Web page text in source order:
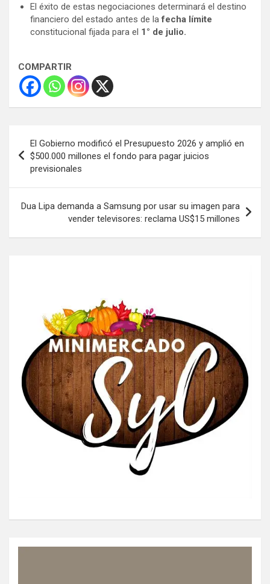
El éxito de estas negociaciones determinará el destino
financiero del estado antes de lafecha límite
constitucional fijada para el 1° de julio.
COMPARTIR
de
entradas
El Gobierno modificó el Presupuesto 2026 y amplió en
$500.000 millones el fondo para pagar juicios
previsionales
Dua Lipa demanda a Samsung por usar su imagen para
vender televisores: reclama US$15 millones